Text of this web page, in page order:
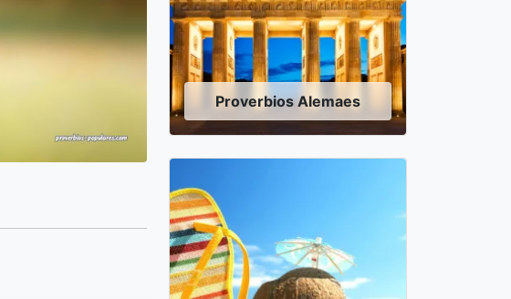
Proverbios Alemaes